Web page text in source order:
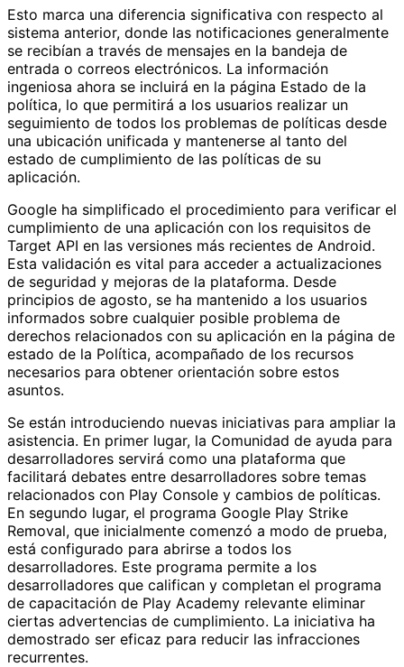
Esto marca una diferencia significativa con respecto al
sistema anterior, donde las notificaciones generalmente
se recibían a través de mensajes en la bandeja de
entrada o correos electrónicos. La información
ingeniosa ahora se incluirá en la página Estado de la
política, lo que permitirá a los usuarios realizar un
seguimiento de todos los problemas de políticas desde
una ubicación unificada y mantenerse al tanto del
estado de cumplimiento de las políticas de su
aplicación.
Google ha simplificado el procedimiento para verificar el
cumplimiento de una aplicación con los requisitos de
Target API en las versiones más recientes de Android.
Esta validación es vital para acceder a actualizaciones
de seguridad y mejoras de la plataforma. Desde
principios de agosto, se ha mantenido a los usuarios
informados sobre cualquier posible problema de
derechos relacionados con su aplicación en la página de
estado de la Política, acompañado de los recursos
necesarios para obtener orientación sobre estos
asuntos.
Se están introduciendo nuevas iniciativas para ampliar la
asistencia. En primer lugar, la Comunidad de ayuda para
desarrolladores servirá como una plataforma que
facilitará debates entre desarrolladores sobre temas
relacionados con Play Console y cambios de políticas.
En segundo lugar, el programa Google Play Strike
Removal, que inicialmente comenzó a modo de prueba,
está configurado para abrirse a todos los
desarrolladores. Este programa permite a los
desarrolladores que califican y completan el programa
de capacitación de Play Academy relevante eliminar
ciertas advertencias de cumplimiento. La iniciativa ha
demostrado ser eficaz para reducir las infracciones
recurrentes.